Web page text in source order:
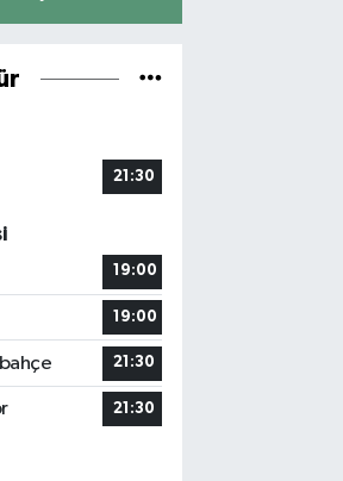
21:30
19:00
19:00
21:30
21:30